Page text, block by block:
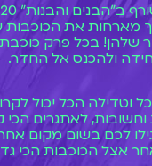
מארחות את
שלהן! בכל פרק
ולהכנס אל החדר.
וחשובות, לאתגרים הכי
לכם בשום מקום
אצל הכוכבות הכי